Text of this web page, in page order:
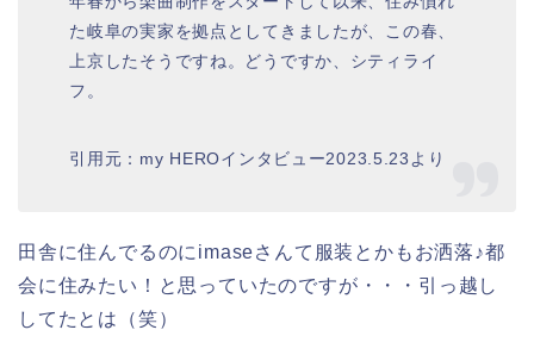
た岐阜の実家を拠点としてきましたが、この春、
上京したそうですね。どうですか、シティライ
フ。
引用元：my HEROインタビュー2023.5.23より
田舎に住んでるのにimaseさんて服装とかもお洒落♪都
会に住みたい！と思っていたのですが・・・引っ越し
してたとは（笑）